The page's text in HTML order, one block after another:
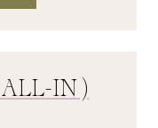
IN)